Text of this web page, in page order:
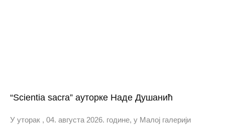
“Scientia sacra” ауторке Наде Душанић
У уторак , 04. августа 2026. године, у Малој галерији